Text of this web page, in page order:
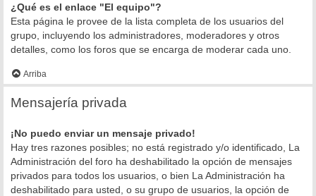
¿Qué es el enlace "El equipo"?
Esta página le provee de la lista completa de los usuarios del
grupo, incluyendo los administradores, moderadores y otros
detalles, como los foros que se encarga de moderar cada uno.
Arriba
Mensajería privada
¡No puedo enviar un mensaje privado!
Hay tres razones posibles; no está registrado y/o identificado, La
Administración del foro ha deshabilitado la opción de mensajes
privados para todos los usuarios, o bien La Administración ha
deshabilitado para usted, o su grupo de usuarios, la opción de